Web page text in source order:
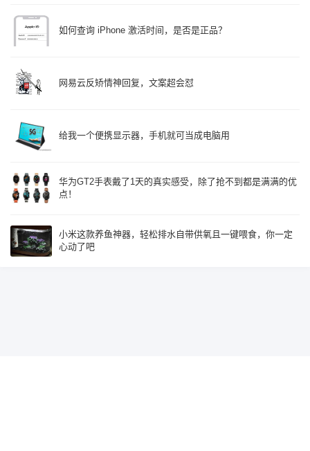
如何查询 iPhone 激活时间，是否是正品？
网易云反矫情神回复，文案超会怼
给我一个便携显示器，手机就可当成电脑用
华为GT2手表戴了1天的真实感受，除了抢不到都是满满的优
点！
小米这款养鱼神器，轻松排水自带供氧且一键喂食，你一定
心动了吧